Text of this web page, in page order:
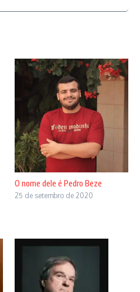
O nome dele é Pedro Beze
25 de setembro de 2020